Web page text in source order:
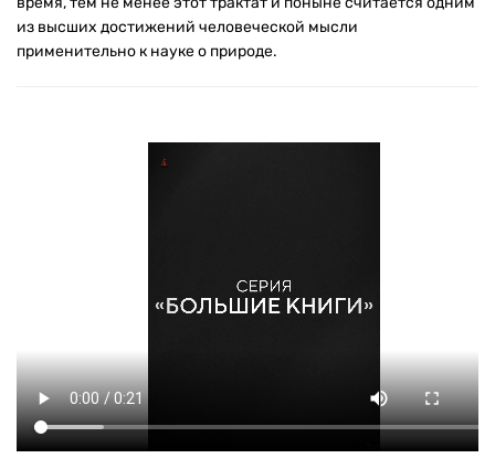
из высших достижений человеческой мысли
применительно к науке о природе.